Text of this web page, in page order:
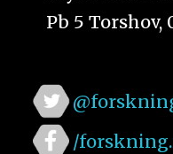
Pb 5 Torshov,
/